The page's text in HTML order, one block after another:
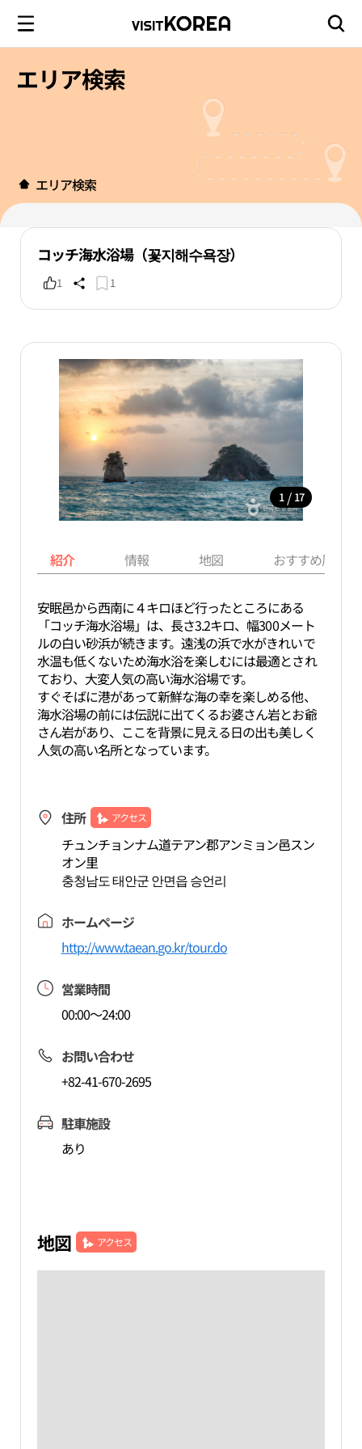
エリア検索
エリア検索
コッチ海水浴場（꽃지해수욕장）
1 1
1 / 17
紹介 情報 地図 おすすめ周辺
安眠邑から西南に４キロほど行ったところにある
「コッチ海水浴場」は、長さ3.2キロ、幅300メート
ルの白い砂浜が続きます。遠浅の浜で水がきれいで
水温も低くないため海水浴を楽しむには最適とされ
ており、大変人気の高い海水浴場です。
すぐそばに港があって新鮮な海の幸を楽しめる他、
海水浴場の前には伝説に出てくるお婆さん岩とお爺
さん岩があり、ここを背景に見える日の出も美しく
人気の高い名所となっています。
住所 アクセス
チュンチョンナム道テアン郡アンミョン邑スン
オン里
충청남도 태안군 안면읍 승언리
ホームページ
http://www.taean.go.kr/tour.do
営業時間
00:00～24:00
お問い合わせ
+82-41-670-2695
駐車施設
あり
地図 アクセス